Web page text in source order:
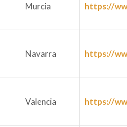
Murcia https://
Navarra https://
Valencia https://